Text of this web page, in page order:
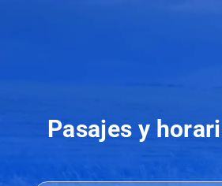
Pasajes y